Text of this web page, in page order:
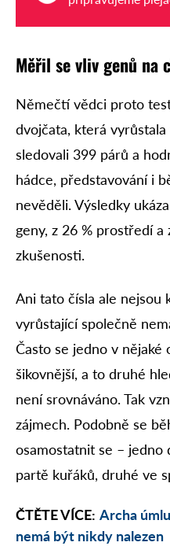
Měřil se vliv genů na
Němečtí vědci proto
dvojčata, která
sledovali 399 párů a
hádce, představování i
nevěděli. Výsledky
geny, z 26 % prostředí a
zkušenosti.
Ani tato čísla ale nejsou
vyrůstající společně
Často se jedno v nějaké
šikovnější, a to druhé
není srovnáváno. Tak
zájmech. Podobně se
osamostatnit se – jedno
partě kuřáků, druhé ve
ČTĚTE VÍCE: Archa
nemá být nikdy nalezen